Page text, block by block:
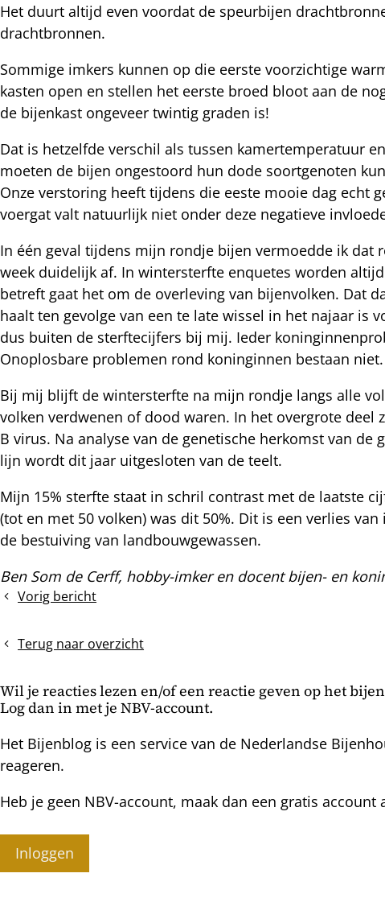
Het duurt altijd even voordat de speurbijen
drachtbronnen.
Sommige imkers kunnen op die eerste voorzichtige
kasten open en stellen het eerste broed bloot aan de
de bijenkast ongeveer twintig graden is!
Dat is hetzelfde verschil als tussen kamertemperatuur
moeten de bijen ongestoord hun dode soortgenoten
Onze verstoring heeft tijdens die eeste mooie dag echt
voergat valt natuurlijk niet onder deze negatieve
In één geval tijdens mijn rondje bijen vermoedde ik dat
week duidelijk af. In wintersterfte enquetes worden
betreft gaat het om de overleving van bijenvolken. Dat
haalt ten gevolge van een te late wissel in het najaar
dus buiten de sterftecijfers bij mij. Ieder
Onoplosbare problemen rond koninginnen bestaan niet.
Bij mij blijft de wintersterfte na mijn rondje langs alle
volken verdwenen of dood waren. In het overgrote
B virus. Na analyse van de genetische herkomst van
lijn wordt dit jaar uitgesloten van de teelt.
Mijn 15% sterfte staat in schril contrast met de laatste
(tot en met 50 volken) was dit 50%. Dit is een verlies
de bestuiving van landbouwgewassen.
Ben Som de Cerff, hobby-imker en docent bijen- en
Vorig bericht
Bodems
en Terug naar overzicht
Wil je reacties lezen en/of een reactie geven op het
Log dan in met je NBV-account.
Het Bijenblog is een service van de Nederlandse
reageren.
Heb je geen NBV-account, maak dan een gratis account
Inloggen